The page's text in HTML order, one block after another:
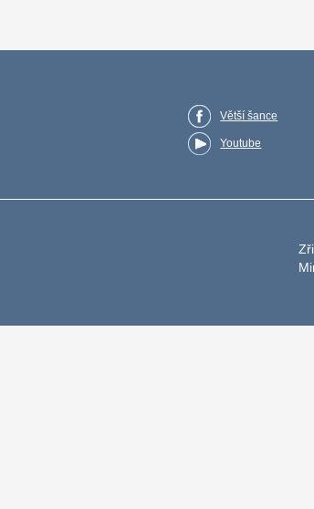
Větší šance
Youtube